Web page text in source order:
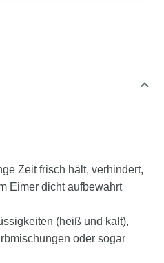
Zeit frisch hält, verhindert,
Eimer dicht aufbewahrt
(heiß und kalt),
oder sogar